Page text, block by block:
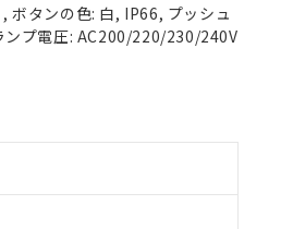
ボタンの色: 白, IP66, プッシュ
ンプ電圧: AC200/220/230/240V